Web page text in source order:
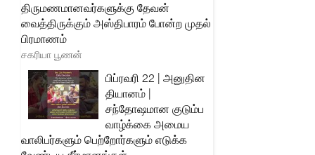
திருமணமானவர்களுக்கு தேவன்
வைத்திருக்கும் அஸ்திபாரம் போன்ற முதல்
பிரமாணம்
சகரியா பூணன்
பிப்ரவரி 22 | அனுதின
தியானம் |
சந்தோஷமான குடும்ப
வாழ்க்கை அமைய
வாலிபர்களும் பெற்றோர்களும் எடுக்க